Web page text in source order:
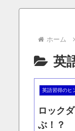
ホーム
英
英語習得のヒ
ロック
ぶ！？